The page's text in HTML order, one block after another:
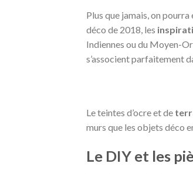
Plus que jamais, on
déco de 2018, les
Indiennes ou du Moyen-
s’associent parfaitement
Le teintes d’ocre et de
murs que les objets déco
Le DIY et les